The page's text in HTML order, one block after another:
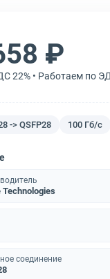
₽
22% • Работаем по
-> QSFP28 100 Гб/с
Technologies
соединение